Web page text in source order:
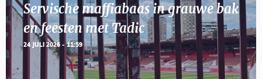
Servische maffiabaas in grauwe bak
en feesten met Tadic
24 JULI 2026 - 11:59